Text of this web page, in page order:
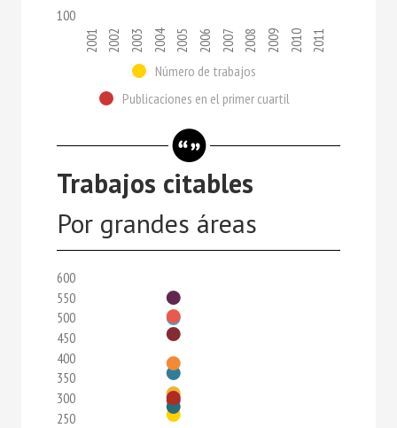
100
2001 2002 2003 2004 2005 2006 2007 2008 2009 2010 2011
Número de trabajos
Publicaciones en el primer cuartil
Trabajos citables
Por grandes áreas
250
300
350
400
450
500
550
600